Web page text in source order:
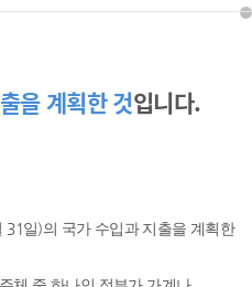
을 계획한 것입니다.
일)의 국가 수입과 지출을 계획한